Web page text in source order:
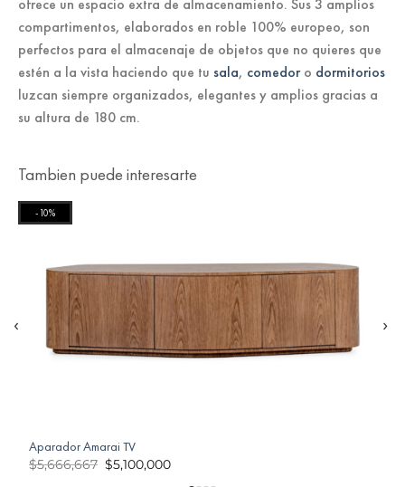
ofrece un espacio extra de almacenamiento. Sus 3 amplios
compartimentos, elaborados en roble 100% europeo, son
perfectos para el almacenaje de objetos que no quieres que
estén a la vista haciendo que tu sala, comedoro dormitorios
luzcan siempre organizados, elegantes y amplios gracias a
su altura de 180 cm.
Tambien puede interesarte
‹ ›
-10%
Aparador Amarai TV
$5,666,667 $5,100,000